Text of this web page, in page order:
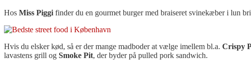
Hos Miss Piggi finder du en gourmet burger med braiseret svinekæber i lun
Hvis du elsker kød, så er der mange madboder at vælge imellem bl.a. Crispy
lavastens grill og Smoke Pit, der byder på pulled pork sandwich.